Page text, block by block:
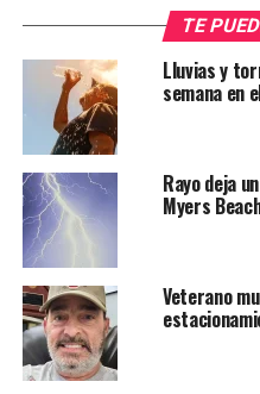
TE
Lluvias y
semana en
Rayo deja
Myers
Veterano